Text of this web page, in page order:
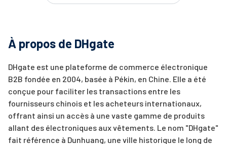
À propos de DHgate
DHgate est une plateforme de commerce électronique
B2B fondée en 2004, basée à Pékin, en Chine. Elle a été
conçue pour faciliter les transactions entre les
fournisseurs chinois et les acheteurs internationaux,
offrant ainsi un accès à une vaste gamme de produits
allant des électroniques aux vêtements. Le nom "DHgate"
fait référence à Dunhuang, une ville historique le long de